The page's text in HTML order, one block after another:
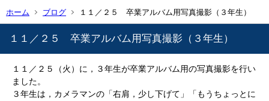
ホーム ブログ １１／２５ 卒業アルバム用写真撮影（３年生）
１１／２５ 卒業アルバム用写真撮影（３年生）
１１／２５（火）に，３年生が卒業アルバム用の写真撮影を行い
ました。
３年生は，カメラマンの「右肩，少し下げて」「もうちょっとに